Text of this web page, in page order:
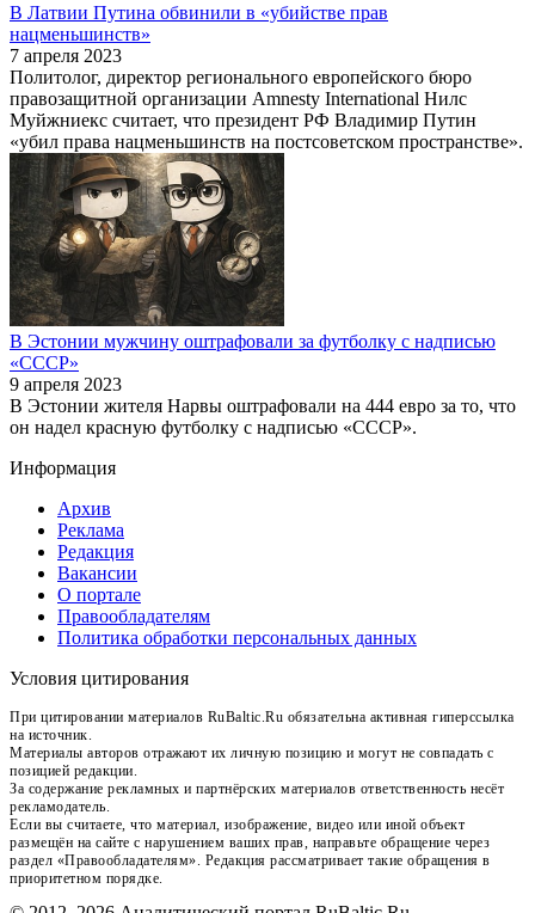
В Латвии Путина обвинили в «убийстве прав
нацменьшинств»
7 апреля 2023
Политолог, директор регионального европейского бюро
правозащитной организации Amnesty International Нилс
Муйжниекс считает, что президент РФ Владимир Путин
«убил права нацменьшинств на постсоветском пространстве».
В Эстонии мужчину оштрафовали за футболку с надписью
«СССР»
9 апреля 2023
В Эстонии жителя Нарвы оштрафовали на 444 евро за то, что
он надел красную футболку с надписью «СССР».
Информация
Архив
Реклама
Редакция
Вакансии
О портале
Правообладателям
Политика обработки персональных данных
Условия цитирования
При цитировании материалов RuBaltic.Ru обязательна активная гиперссылка
на источник.
Материалы авторов отражают их личную позицию и могут не совпадать с
позицией редакции.
За содержание рекламных и партнёрских материалов ответственность несёт
рекламодатель.
Если вы считаете, что материал, изображение, видео или иной объект
размещён на сайте с нарушением ваших прав, направьте обращение через
раздел «Правообладателям». Редакция рассматривает такие обращения в
приоритетном порядке.